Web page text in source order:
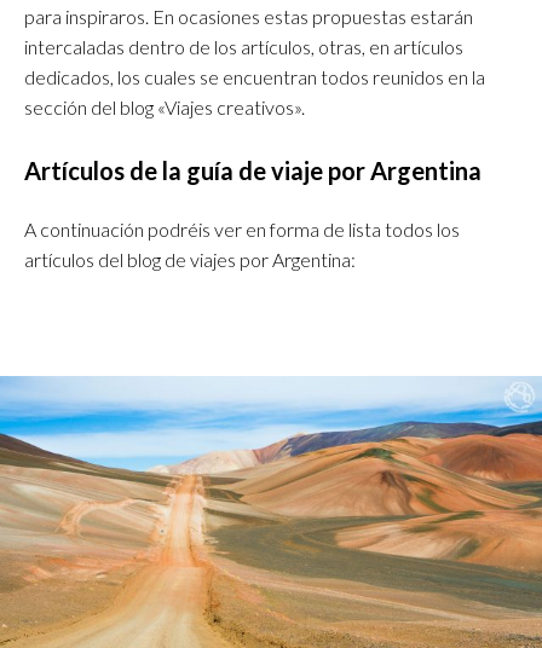
para inspiraros. En ocasiones estas propuestas estarán
intercaladas dentro de los artículos, otras, en artículos
dedicados, los cuales se encuentran todos reunidos en la
sección del blog «Viajes creativos».
Artículos de la guía de viaje por Argentina
A continuación podréis ver en forma de lista todos los
artículos del blog de viajes por Argentina: